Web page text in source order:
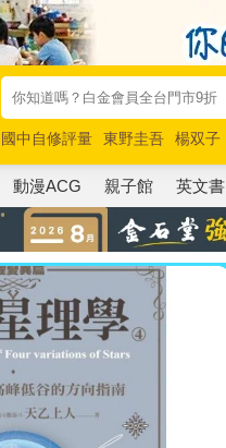
國中自修評量 東野圭吾 楊双子
唯紅花綻放
奧德賽 路邊攤新作
動漫ACG 親子館 英文書